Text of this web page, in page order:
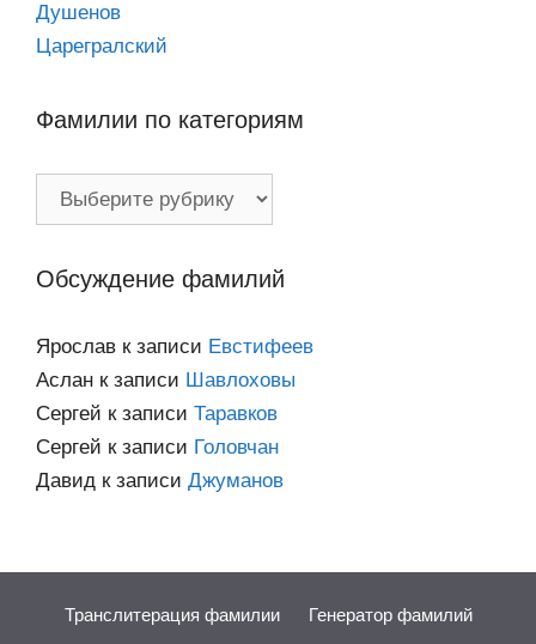
Душенов
Царегралский
Фамилии по категориям
Фамилии
Обсуждение фамилий
Ярослав к записи Евстифеев
Аслан к записи Шавлоховы
Сергей к записи Таравков
Сергей к записи Головчан
Давид к записи Джуманов
Транслитерация фамилии
Генератор фамилий